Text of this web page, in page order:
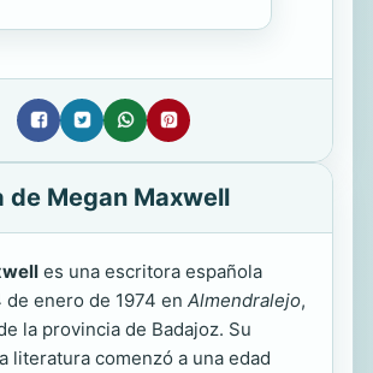
de Megan Maxwell
es una escritora española
de enero de 1974 en Almendralejo,
la provincia de Badajoz. Su
literatura comenzó a una edad